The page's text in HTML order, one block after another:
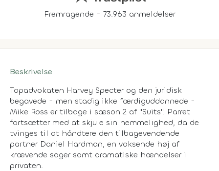
Fremragende - 73.963 anmeldelser
Beskrivelse
Topadvokaten Harvey Specter og den juridisk
begavede - men stadig ikke færdiguddannede -
Mike Ross er tilbage i sæson 2 af "Suits". Parret
fortsætter med at skjule sin hemmelighed, da de
tvinges til at håndtere den tilbagevendende
partner Daniel Hardman, en voksende høj af
krævende sager samt dramatiske hændelser i
privaten.